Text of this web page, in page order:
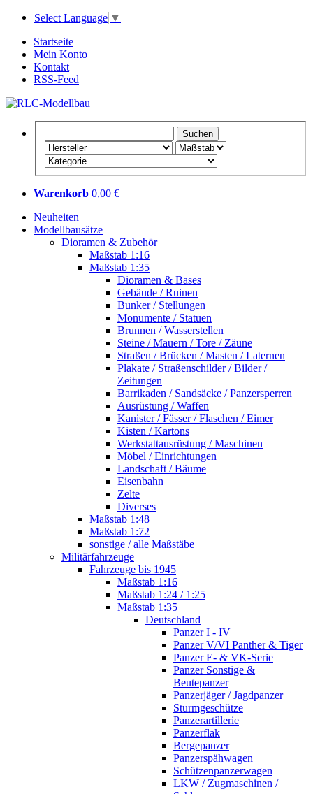
Select Language ▼
Startseite
Mein Konto
Kontakt
RSS-Feed
Warenkorb 0,00 €
Neuheiten
Modellbausätze
Dioramen & Zubehör
Maßstab 1:16
Maßstab 1:35
Dioramen & Bases
Gebäude / Ruinen
Bunker / Stellungen
Monumente / Statuen
Brunnen / Wasserstellen
Steine / Mauern / Tore / Zäune
Straßen / Brücken / Masten / Laternen
Plakate / Straßenschilder / Bilder /
Zeitungen
Barrikaden / Sandsäcke / Panzersperren
Ausrüstung / Waffen
Kanister / Fässer / Flaschen / Eimer
Kisten / Kartons
Werkstattausrüstung / Maschinen
Möbel / Einrichtungen
Landschaft / Bäume
Eisenbahn
Zelte
Diverses
Maßstab 1:48
Maßstab 1:72
sonstige / alle Maßstäbe
Militärfahrzeuge
Fahrzeuge bis 1945
Maßstab 1:16
Maßstab 1:24 / 1:25
Maßstab 1:35
Deutschland
Panzer I - IV
Panzer V/VI Panther & Tiger
Panzer E- & VK-Serie
Panzer Sonstige &
Beutepanzer
Panzerjäger / Jagdpanzer
Sturmgeschütze
Panzerartillerie
Panzerflak
Bergepanzer
Panzerspähwagen
Schützenpanzerwagen
LKW / Zugmaschinen /